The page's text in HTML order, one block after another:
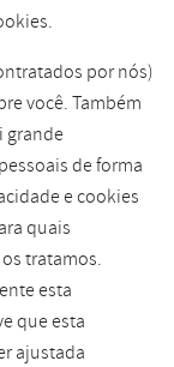
por nós)
você. Também
grande
de forma
e cookies
quais
tratamos.
esta
que esta
ajustada